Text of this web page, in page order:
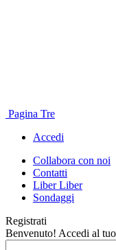
Pagina Tre
Accedi
Collabora con noi
Contatti
Liber Liber
Sondaggi
Registrati
Benvenuto! Accedi al